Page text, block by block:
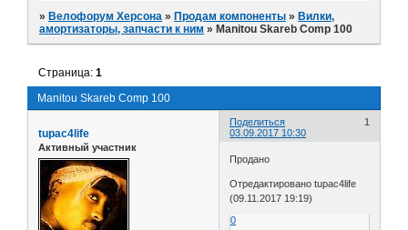
»Велофорум Херсона »Продам компоненты »Вилки,
амортизаторы, запчасти к ним »Manitou Skareb Comp 100
Manitou Skareb Comp 100
Страница:1
Поделиться
1
03.09.2017 10:30
tupac4life
Активный участник
Продано
Отредактировано tupac4life
(09.11.2017 19:19)
0